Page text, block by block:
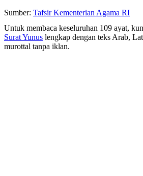
Sumber: Tafsir Kementerian Agama RI
Untuk membaca keseluruhan 109 ayat,
Surat Yunus lengkap dengan teks Arab,
murottal tanpa iklan.